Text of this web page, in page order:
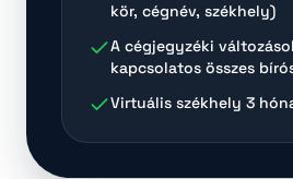
kör, cégnév, székhely)
A cégjegyzéki
kapcsolatos összes
Virtuális székhely 3